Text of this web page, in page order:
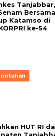
Tanjabbar,
Bersama
Katamso di
ke-54
HUT RI